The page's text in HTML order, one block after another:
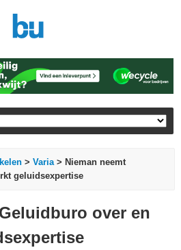
>Varia> Nieman neemt
geluidsexpertise
over en